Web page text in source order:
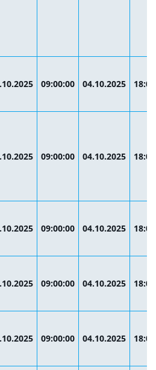
09:00:00 04.10.2025
09:00:00 04.10.2025
09:00:00 04.10.2025
09:00:00 04.10.2025
09:00:00 04.10.2025